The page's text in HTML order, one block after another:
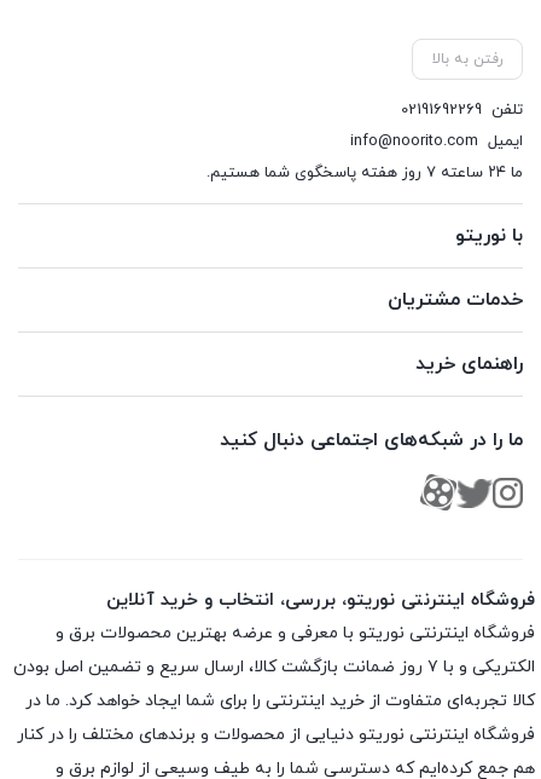
رفتن به بالا
تلفن 02191692269
ایمیل info@noorito.com
ما ۲۴ ساعته ۷ روز هفته پاسخگوی شما هستیم.
با نوریتو
خدمات مشتریان
راهنمای خرید
ما را در شبکه‌های اجتماعی دنبال کنید
فروشگاه اینترنتی نوریتو، بررسی، انتخاب و خرید آنلاین
فروشگاه اینترنتی نوریتو با معرفی و عرضه بهترین محصولات برق و
الکتریکی و با ۷ روز ضمانت بازگشت کالا، ارسال سریع و تضمین اصل بودن
کالا تجربه‌ای متفاوت از خرید اینترنتی را برای شما ایجاد خواهد کرد. ما در
فروشگاه اینترنتی نوریتو دنیایی از محصولات و برندهای مختلف را در کنار
هم جمع کرده‌ایم که دسترسی شما را به طیف وسیعی از لوازم برق و